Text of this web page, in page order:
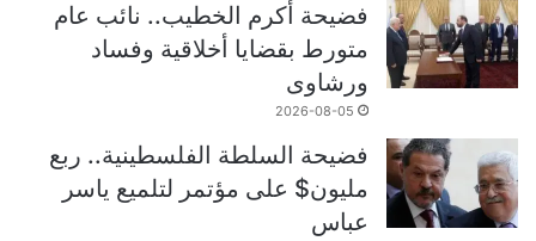
فضيحة أكرم الخطيب.. نائب عام
متورط بقضايا أخلاقية وفساد
ورشاوى
2026-08-05
فضيحة السلطة الفلسطينية.. ربع
مليون$ على مؤتمر لتلميع ياسر
عباس